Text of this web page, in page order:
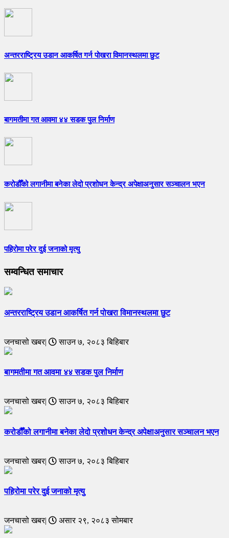
अन्तरराष्ट्रिय उडान आकर्षित गर्न पोखरा विमानस्थलमा छुट
बागमतीमा गत आवमा ४४ सडक पुल निर्माण
करोडौँको लगानीमा बनेका लेदो प्रशोधन केन्द्र अपेक्षाअनुसार सञ्चालन भएन
पहिरोमा परेर दुई जनाको मृत्यु
सम्वन्धित समाचार
अन्तरराष्ट्रिय उडान आकर्षित गर्न पोखरा विमानस्थलमा छुट
जनचासो खबर| साउन ७, २०८३ बिहिबार
बागमतीमा गत आवमा ४४ सडक पुल निर्माण
जनचासो खबर| साउन ७, २०८३ बिहिबार
करोडौँको लगानीमा बनेका लेदो प्रशोधन केन्द्र अपेक्षाअनुसार सञ्चालन भएन
जनचासो खबर| साउन ७, २०८३ बिहिबार
पहिरोमा परेर दुई जनाको मृत्यु
जनचासो खबर| असार २९, २०८३ सोमबार